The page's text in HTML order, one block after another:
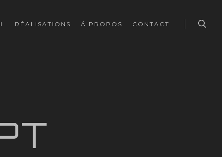
RÉALISATIONS Á PROPOS CONTACT